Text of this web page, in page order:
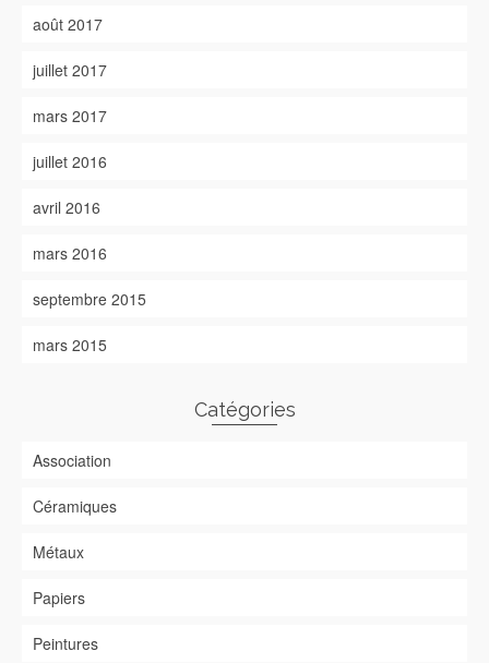
août 2017
juillet 2017
mars 2017
juillet 2016
avril 2016
mars 2016
septembre 2015
mars 2015
Catégories
Association
Céramiques
Métaux
Papiers
Peintures